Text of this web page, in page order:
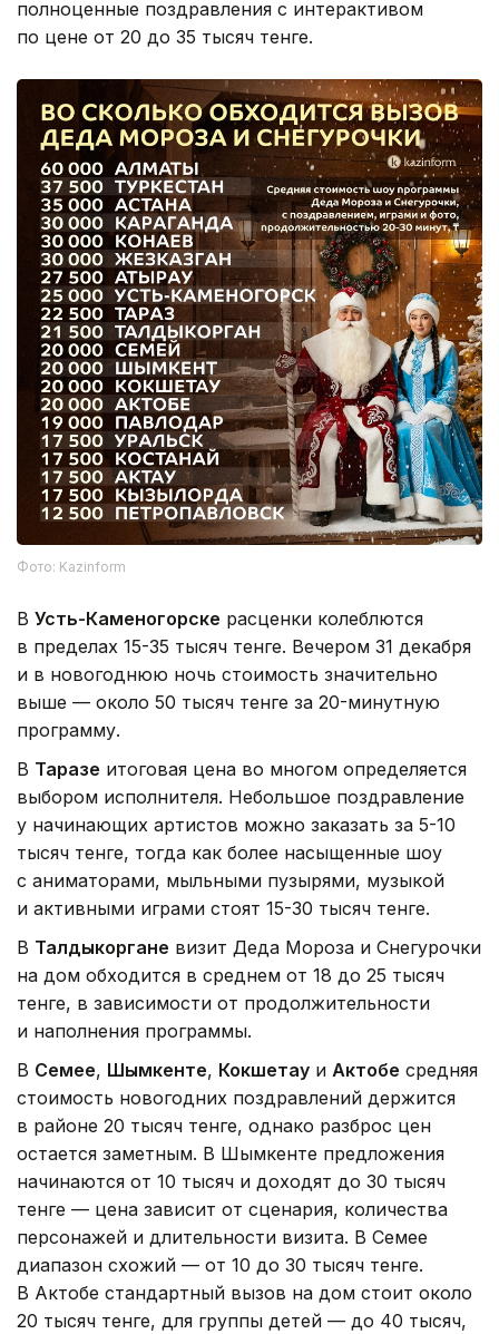
полноценные поздравления с интерактивом
по цене от 20 до 35 тысяч тенге.
Фото: Kazinform
В Усть-Каменогорске расценки колеблются
в пределах 15-35 тысяч тенге. Вечером 31 декабря
и в новогоднюю ночь стоимость значительно
выше — около 50 тысяч тенге за 20-минутную
программу.
В Таразе итоговая цена во многом определяется
выбором исполнителя. Небольшое поздравление
у начинающих артистов можно заказать за 5-10
тысяч тенге, тогда как более насыщенные шоу
с аниматорами, мыльными пузырями, музыкой
и активными играми стоят 15-30 тысяч тенге.
В Талдыкоргане визит Деда Мороза и Снегурочки
на дом обходится в среднем от 18 до 25 тысяч
тенге, в зависимости от продолжительности
и наполнения программы.
В Семее, Шымкенте, Кокшетау и Актобе средняя
стоимость новогодних поздравлений держится
в районе 20 тысяч тенге, однако разброс цен
остается заметным. В Шымкенте предложения
начинаются от 10 тысяч и доходят до 30 тысяч
тенге — цена зависит от сценария, количества
персонажей и длительности визита. В Семее
диапазон схожий — от 10 до 30 тысяч тенге.
В Актобе стандартный вызов на дом стоит около
20 тысяч тенге, для группы детей — до 40 тысяч,